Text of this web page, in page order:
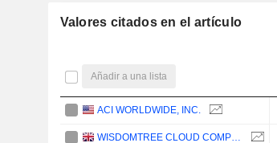
Valores citados en el artículo
Añadir a una lista
ACI WORLDWIDE, INC.
WISDOMTREE CLOUD COMPUTING UCITS ETF - ACC - USD